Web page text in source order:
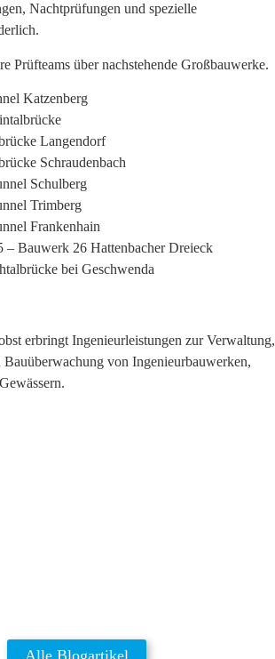
Nachtprüfungen und spezielle
Prüfteams über nachstehende Großbauwerke.
Katzenberg
Langendorf
Schraudenbach
Schulberg
Trimberg
Frankenhain
Bauwerk 26 Hattenbacher Dreieck
bei Geschwenda
erbringt Ingenieurleistungen zur Verwaltung,
von Ingenieurbauwerken,